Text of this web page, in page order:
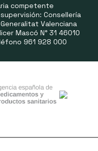
competente
Consellería
Valenciana
Mascó N° 31 46010
961 928 000